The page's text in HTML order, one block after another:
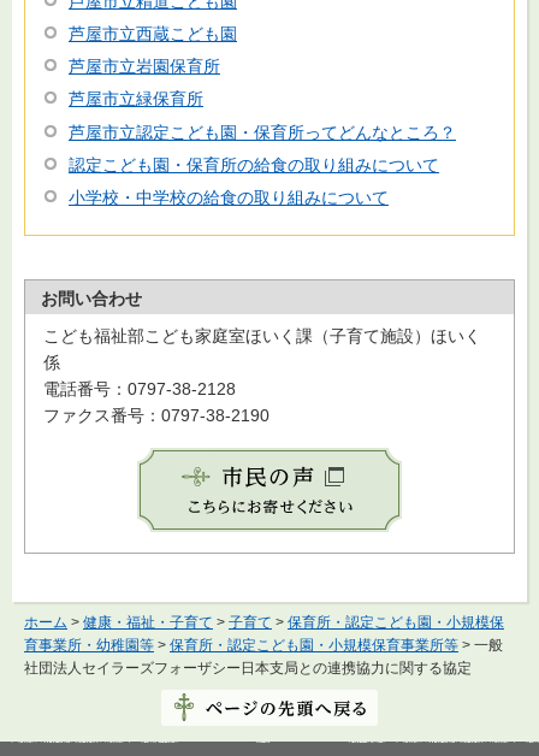
芦屋市立西蔵こども園
芦屋市立岩園保育所
芦屋市立緑保育所
芦屋市立認定こども園・保育所ってどんなところ？
認定こども園・保育所の給食の取り組みについて
小学校・中学校の給食の取り組みについて
お問い合わせ
こども福祉部こども家庭室ほいく課（子育て施設）ほいく
係
電話番号：0797-38-2128
ファクス番号：0797-38-2190
ホーム > 健康・福祉・子育て > 子育て > 保育所・認定こども園・小規模保
育事業所・幼稚園等 > 保育所・認定こども園・小規模保育事業所等 > 一般
社団法人セイラーズフォーザシー日本支局との連携協力に関する協定